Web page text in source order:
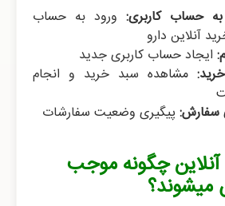
حساب کاربری: ورود به حساب
آنلاین دارو
ایجاد حساب کاربری جدید
مشاهده سبد خرید و انجام
سفارش: پیگیری وضعیت سفارشات
آنلاین چگونه موجب
میشوند؟